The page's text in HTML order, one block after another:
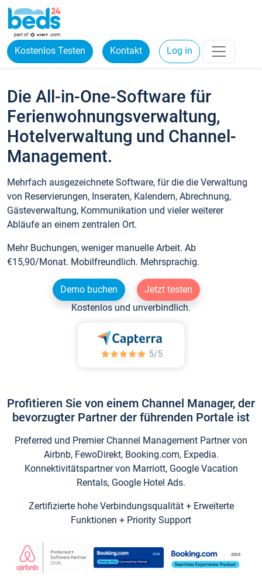
Kostenlos Testen Kontakt Log in
Die All-in-One-Software für
Ferienwohnungsverwaltung,
Hotelverwaltung und Channel-
Management.
Mehrfach ausgezeichnete Software, für die die Verwaltung
von Reservierungen, Inseraten, Kalendern, Abrechnung,
Gästeverwaltung, Kommunikation und vieler weiterer
Abläufe an einem zentralen Ort.
Mehr Buchungen, weniger manuelle Arbeit. Ab
€15,90/Monat. Mobilfreundlich. Mehrsprachig.
Demo buchen
Jetzt testen
Kostenlos und unverbindlich.
Profitieren Sie von einem Channel Manager, der
bevorzugter Partner der führenden Portale ist
Preferred und Premier Channel Management Partner von
Airbnb, FewoDirekt, Booking.com, Expedia.
Konnektivitätspartner von Marriott, Google Vacation
Rentals, Google Hotel Ads.
Zertifizierte hohe Verbindungsqualität + Erweiterte
Funktionen + Priority Support